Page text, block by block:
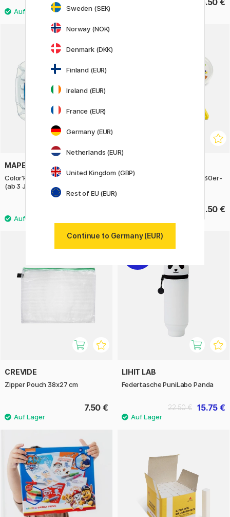
125.50 €
MAPED
Color'Peps Gelmalstifte 6er-Set
(ab 3 Jahren)
Wachsmalstifte Triangles 30er-
38.50 €
CREVIDE
Zipper Pouch 38x27 cm
7.50 €
LIHIT LAB
Federtasche PuniLabo Panda
15.75 €
22.50 €
Sweden (SEK)
Norway (NOK)
Denmark (DKK)
Finland (EUR)
Ireland (EUR)
France (EUR)
Germany (EUR)
Netherlands (EUR)
United Kingdom (GBP)
Rest of EU (EUR)
Continue to Germany (EUR)